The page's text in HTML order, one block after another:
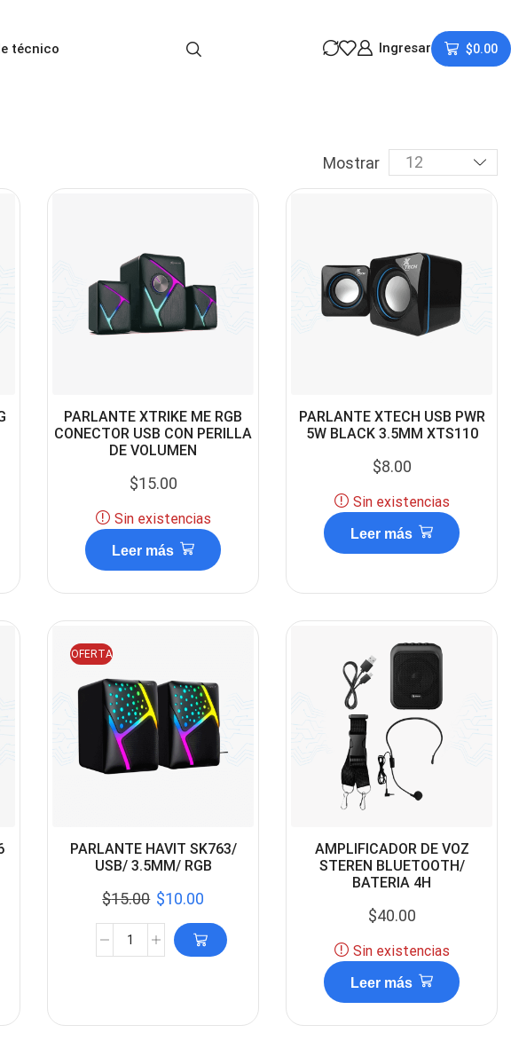
técnico Ingresar $0.00
Mostrar
PARLANTE XTRIKE ME RGB
CONECTOR USB CON PERILLA
DE VOLUMEN
$15.00
Sin existencias
Leer más
PARLANTE XTECH USB PWR
5W BLACK 3.5MM XTS110
$8.00
Sin existencias
Leer más
OFERTA
PARLANTE HAVIT SK763/
USB/ 3.5MM/ RGB
$15.00 $10.00
AMPLIFICADOR DE VOZ
STEREN BLUETOOTH/
BATERIA 4H
$40.00
Sin existencias
Leer más